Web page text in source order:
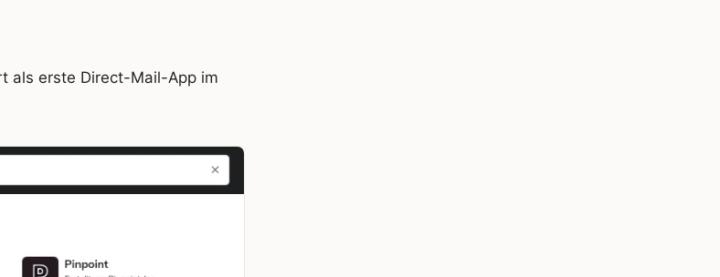
als erste Direct-Mail-App im